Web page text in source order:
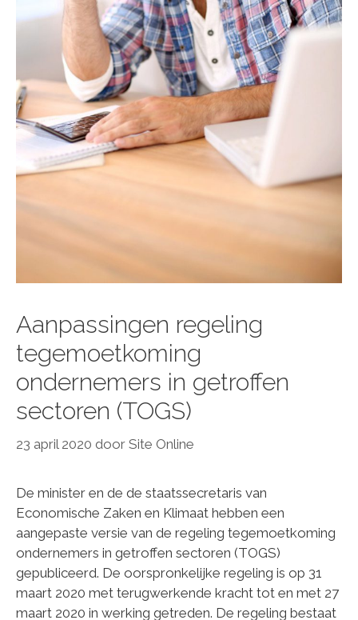
Aanpassingen regeling
tegemoetkoming
ondernemers in getroffen
sectoren (TOGS)
23 april 2020 door Site Online
De minister en de de staatssecretaris van
Economische Zaken en Klimaat hebben een
aangepaste versie van de regeling tegemoetkoming
ondernemers in getroffen sectoren (TOGS)
gepubliceerd. De oorspronkelijke regeling is op 31
maart 2020 met terugwerkende kracht tot en met 27
maart 2020 in werking getreden. De regeling bestaat